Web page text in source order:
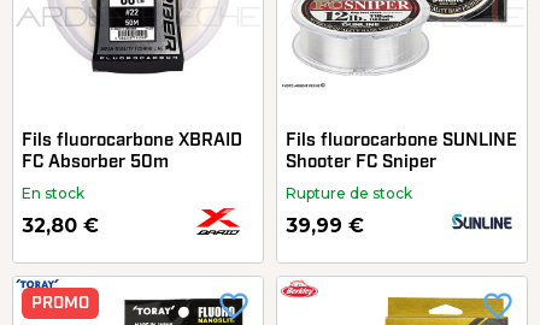
Fils fluorocarbone XBRAID
FC Absorber 50m
En stock
32,80 €
Fils fluorocarbone SUNLINE
Shooter FC Sniper
Rupture de stock
39,99 €
PROMO favorite_border favorite_border